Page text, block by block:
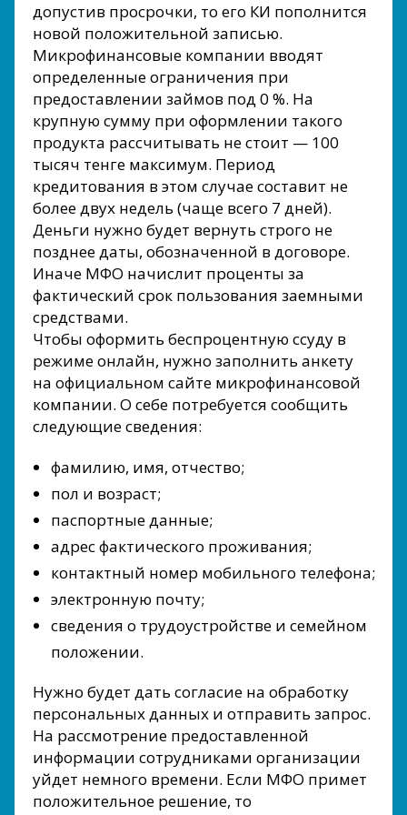
допустив просрочки, то его КИ пополнится
новой положительной записью.
Микрофинансовые компании вводят
определенные ограничения при
предоставлении займов под 0 %. На
крупную сумму при оформлении такого
продукта рассчитывать не стоит — 100
тысяч тенге максимум. Период
кредитования в этом случае составит не
более двух недель (чаще всего 7 дней).
Деньги нужно будет вернуть строго не
позднее даты, обозначенной в договоре.
Иначе МФО начислит проценты за
фактический срок пользования заемными
средствами.
Чтобы оформить беспроцентную ссуду в
режиме онлайн, нужно заполнить анкету
на официальном сайте микрофинансовой
компании. О себе потребуется сообщить
следующие сведения:
фамилию, имя, отчество;
пол и возраст;
паспортные данные;
адрес фактического проживания;
контактный номер мобильного телефона;
электронную почту;
сведения о трудоустройстве и семейном
положении.
Нужно будет дать согласие на обработку
персональных данных и отправить запрос.
На рассмотрение предоставленной
информации сотрудниками организации
уйдет немного времени. Если МФО примет
положительное решение, то